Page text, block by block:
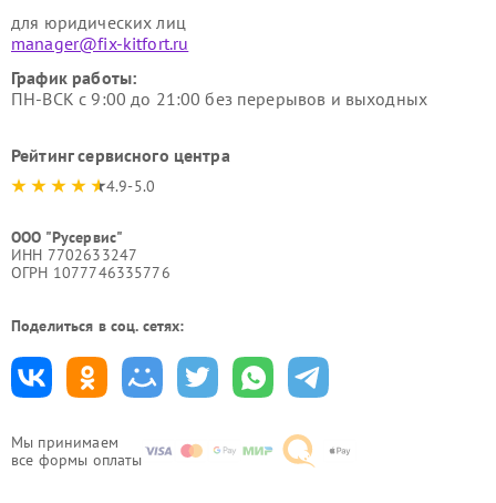
Мы принимаем
все формы оплаты
для юридических лиц
manager@fix-kitfort.ru
График работы:
ПН-ВСК с 9:00 до 21:00 без перерывов и выходных
Рейтинг сервисного центра
4.9-5.0
ООО "Русервис"
ИНН 7702633247
ОГРН 1077746335776
Поделиться в соц. сетях: